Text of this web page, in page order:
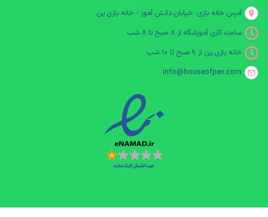
آدرس خانه بازی: خیابان دانش آموز - خانه بازی پن
ساعت کاری آموزشگاه از ۸ صبح تا ۸ شب
خانه بازی پن از ۹ صبح تا ۱۰ شب
info@houseofpen.com